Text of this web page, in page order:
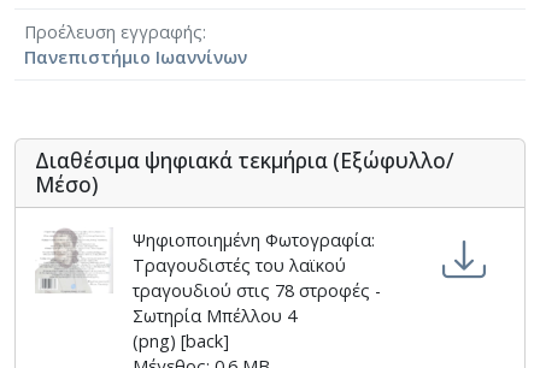
Προέλευση εγγραφής
Πανεπιστήμιο Ιωαννίνων
Διαθέσιμα ψηφιακά τεκμήρια (Εξώφυλλο/
Μέσο)
Ψηφιοποιημένη Φωτογραφία:
Τραγουδιστές του λαϊκού
τραγουδιού στις 78 στροφές -
Σωτηρία Μπέλλου 4
(png) [back]